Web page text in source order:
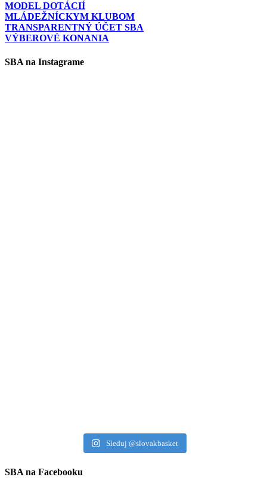
MODEL DOTÁCIÍ
MLÁDEŽNÍCKYM KLUBOM
TRANSPARENTNÝ ÚČET SBA
VÝBEROVÉ KONANIA
SBA na Instagrame
Sleduj @slovakbasket
SBA na Facebooku